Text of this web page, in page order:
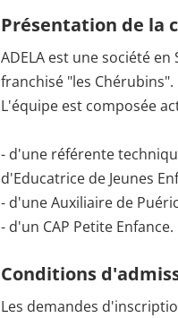
Présentation de la
ADELA est une société
franchisé "les Chérubins".
L'équipe est composée
- d'une référente
d'Educatrice de Jeunes
- d'une Auxiliaire de
- d'un CAP Petite Enfance.
Conditions
Les demandes